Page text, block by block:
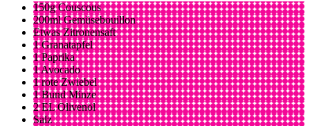
150g Couscous
200ml Gemüsebouillon
Etwas Zitronensaft
1 Granatapfel
1 Paprika
1 Avocado
1 rote Zwiebel
1 Bund Minze
2 EL Olivenöl
Salz